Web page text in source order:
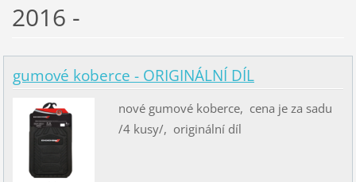
2016 -
gumové koberce - ORIGINÁLNÍ DÍL
nové gumové koberce, cena je za sadu
/4 kusy/, originální díl